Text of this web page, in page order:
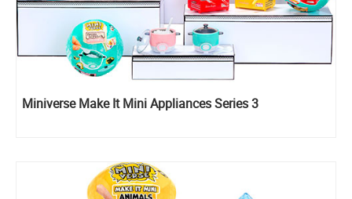
Miniverse Make It Mini Appliances Series 3